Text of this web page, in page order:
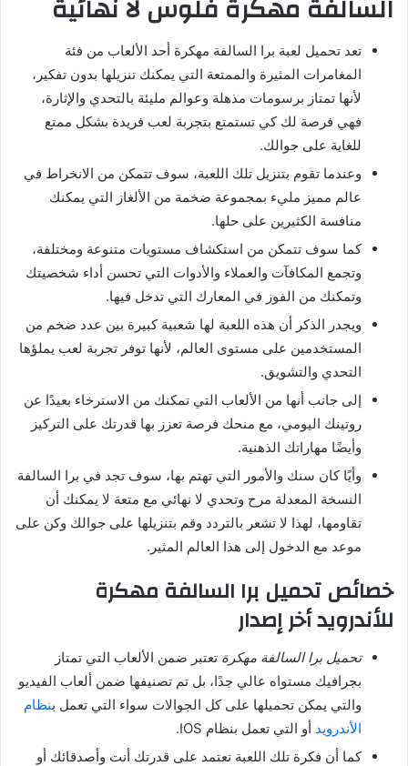
السالفة مهكرة فلوس لا نهائية
تعد تحميل لعبة برا السالفة مهكرة أحد الألعاب من فئة
المغامرات المثيرة والممتعة التي يمكنك تنزيلها بدون تفكير،
لأنها تمتاز برسومات مذهلة وعوالم مليئة بالتحدي والإثارة،
فهي فرصة لك كي تستمتع بتجربة لعب فريدة بشكل ممتع
للغاية على جوالك.
وعندما تقوم بتنزيل تلك اللعبة، سوف تتمكن من الانخراط في
عالم مميز مليء بمجموعة ضخمة من الألغاز التي يمكنك
منافسة الكثيرين على حلها.
كما سوف تتمكن من استكشاف مستويات متنوعة ومختلفة،
وتجمع المكافآت والعملاء والأدوات التي تحسن أداء شخصيتك
وتمكنك من الفوز في المعارك التي تدخل فيها.
ويجدر الذكر أن هذه اللعبة لها شعبية كبيرة بين عدد ضخم من
المستخدمين على مستوى العالم، لأنها توفر تجربة لعب يملؤها
التحدي والتشويق.
إلى جانب أنها من الألعاب التي تمكنك من الاسترخاء بعيدًا عن
روتينك اليومي، مع منحك فرصة تعزز بها قدرتك على التركيز
وأيضًا مهاراتك الذهنية.
وأيًا كان سنك والأمور التي تهتم بها، سوف تجد في برا السالفة
النسخة المعدلة مرح وتحدي لا نهائي مع متعة لا يمكنك أن
تقاومها، لهذا لا تشعر بالتردد وقم بتنزيلها على جوالك وكن على
موعد مع الدخول إلى هذا العالم المثير.
خصائص تحميل برا السالفة مهكرة
للأندرويد أخر إصدار
تحميل برا السالفة مهكرة تعتبر ضمن الألعاب التي تمتاز
بجرافيك مستواه عالي جدًا، بل تم تصنيفها ضمن ألعاب الفيديو
والتي يمكن تحميلها على كل الجوالات سواء التي تعمل بنظام
الأندرويد أو التي تعمل بنظام IOS.
كما أن فكرة تلك اللعبة تعتمد على قدرتك أنت وأصدقائك أو